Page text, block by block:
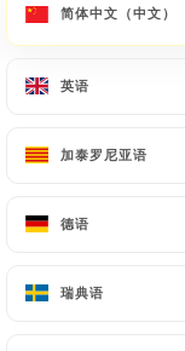
简体中文（中文）
英语
加泰罗尼亚语
德语
瑞典语
简体中文（中文）
英语
加泰罗尼亚语
德语
瑞典语